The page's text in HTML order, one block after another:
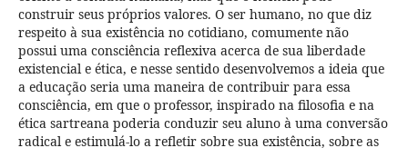
construir seus próprios valores. O ser humano, no que diz
respeito à sua existência no cotidiano, comumente não
possui uma consciência reflexiva acerca de sua liberdade
existencial e ética, e nesse sentido desenvolvemos a ideia que
a educação seria uma maneira de contribuir para essa
consciência, em que o professor, inspirado na filosofia e na
ética sartreana poderia conduzir seu aluno à uma conversão
radical e estimulá-lo a refletir sobre sua existência, sobre as